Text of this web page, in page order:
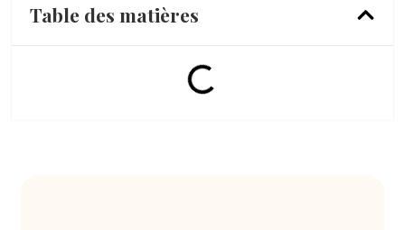
Table des matières